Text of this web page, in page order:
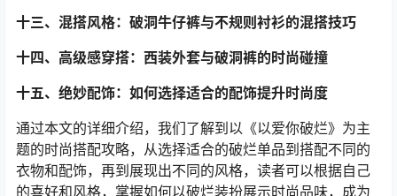
十三、混搭风格：破洞牛仔裤与不规则衬衫的混搭技巧
十四、高级感穿搭：西装外套与破洞裤的时尚碰撞
十五、绝妙配饰：如何选择适合的配饰提升时尚度
通过本文的详细介绍，我们了解到以《以爱你破烂》为主
题的时尚搭配攻略，从选择适合的破烂单品到搭配不同的
衣物和配饰，再到展现出不同的风格，读者可以根据自己
的喜好和风格，掌握如何以破烂装扮展示时尚品味，成为